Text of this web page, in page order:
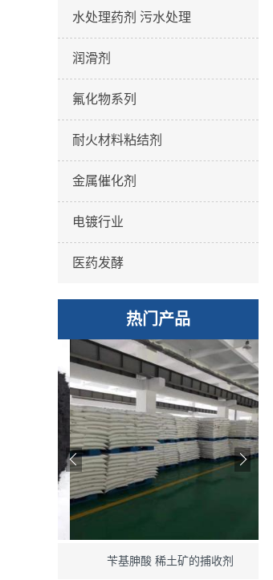
水处理药剂 污水处理
润滑剂
氟化物系列
耐火材料粘结剂
金属催化剂
电镀行业
医药发酵
热门产品
苄基胂酸 稀土矿的捕收剂